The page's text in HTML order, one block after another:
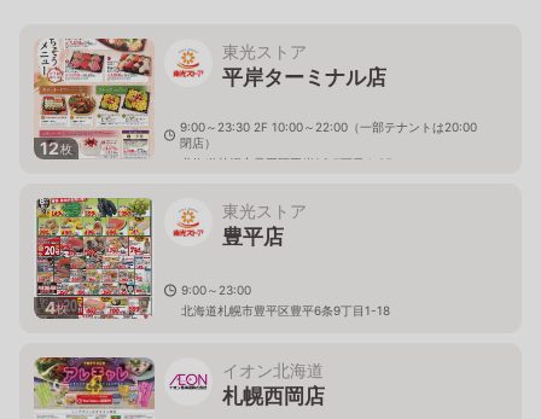
12枚
東光ストア
平岸ターミナル店
9:00～23:30 2F 10:00～22:00（一部テナントは20:00
閉店）
北海道札幌市豊平区平岸2条7丁目4-35
4枚
東光ストア
豊平店
9:00～23:00
北海道札幌市豊平区豊平6条9丁目1-18
イオン北海道
札幌西岡店